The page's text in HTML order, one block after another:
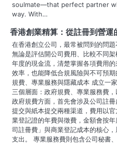
v
i
g
a
t
i
o
n
soulmate—that perfect partner
way. With…
香港創業精算：從註冊到營運
在香港創立公司，最常被問到的問題
無論是評估開公司費用、比較不同
年度的現金流，清楚掌握各項費用
效率，也能降低合規風險與不可預
規費、專業服務與隱藏成本 成立一
三個層面：政府規費、專業服務費，
政府規費方面，首先會涉及公司註
提交與紙本提交兩種渠道，費用以
業登記證的年費與徵費，金額會按
司註冊費」與商業登記成本的核心
支出。 專業服務費則包含公司秘書